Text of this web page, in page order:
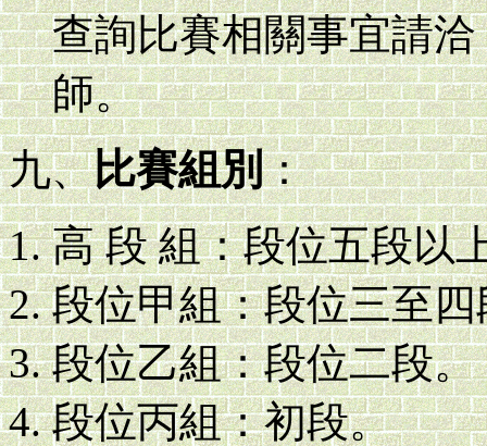
查詢比賽相關事宜請
師。
九、比賽組別：
高 段 組：段位五段以
段位甲組：段位三至四
段位乙組：段位二段。
段位丙組：初段。